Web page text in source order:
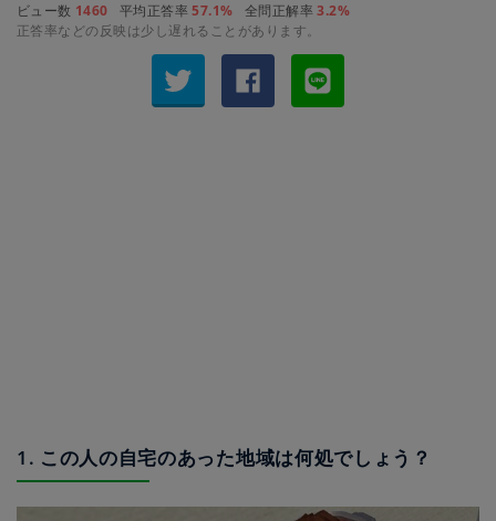
ビュー数 1460 平均正答率57.1% 全問正解率3.2%
正答率などの反映は少し遅れることがあります。
1. この人の自宅のあった地域は何処でしょう？